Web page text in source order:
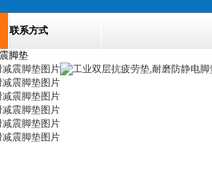
联系方式
脚垫